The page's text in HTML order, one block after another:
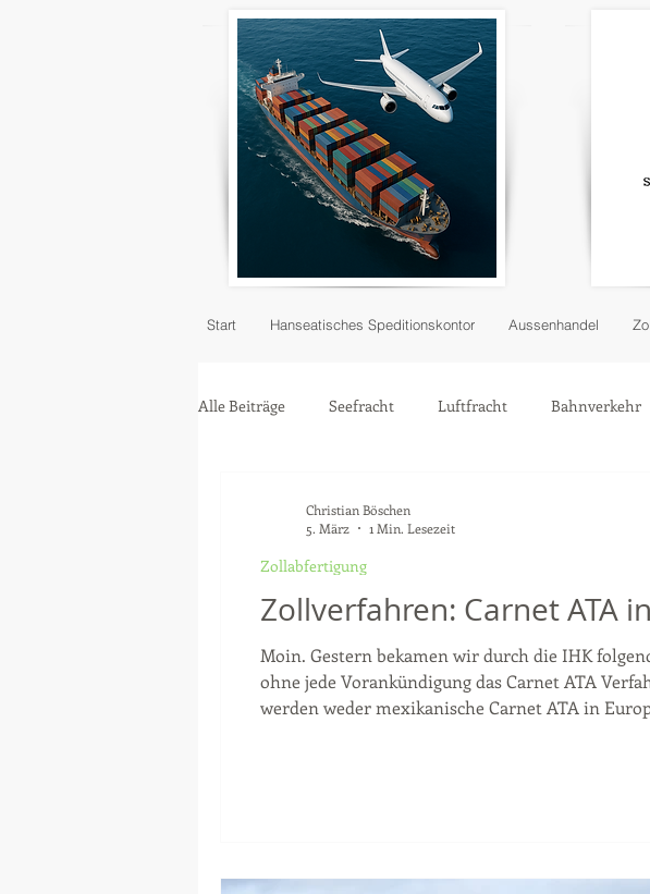
Start Hanseatisches Speditionskontor Aussenhandel
Alle Beiträge Seefracht Luftfracht Bahnverkehr
Zollverfahren: Carnet ATA
Moin. Gestern bekamen wir durch die IHK
ohne jede Vorankündigung das Carnet ATA
werden weder mexikanische Carnet ATA in
Zollabfertigung
Christian Böschen
5. März
1 Min. Lesezeit